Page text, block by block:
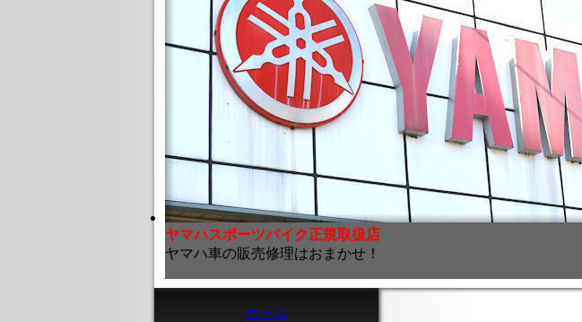
ヤマハスポーツバイク正規取扱店
ヤマハ車の販売修理はおまかせ！
ホーム